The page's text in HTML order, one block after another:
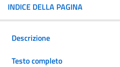
INDICE DELLA PAGINA
Descrizione
Testo completo